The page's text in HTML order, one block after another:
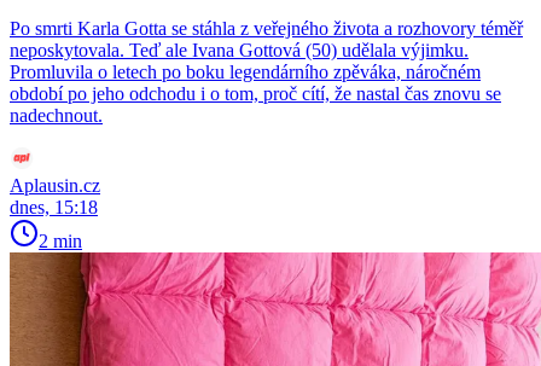
Po smrti Karla Gotta se stáhla z veřejného života a rozhovory téměř
neposkytovala. Teď ale Ivana Gottová (50) udělala výjimku.
Promluvila o letech po boku legendárního zpěváka, náročném
období po jeho odchodu i o tom, proč cítí, že nastal čas znovu se
nadechnout.
Aplausin.cz
dnes, 15:18
2 min